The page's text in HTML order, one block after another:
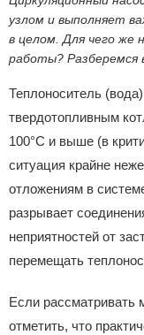
узлом и выполняет
в целом. Для чего же
работы? Разберемся
Теплоноситель
твердотопливным
100°С и выше (в
ситуация крайне
отложениям в
разрывает
неприятностей от
перемещать
Если рассматривать
отметить, что